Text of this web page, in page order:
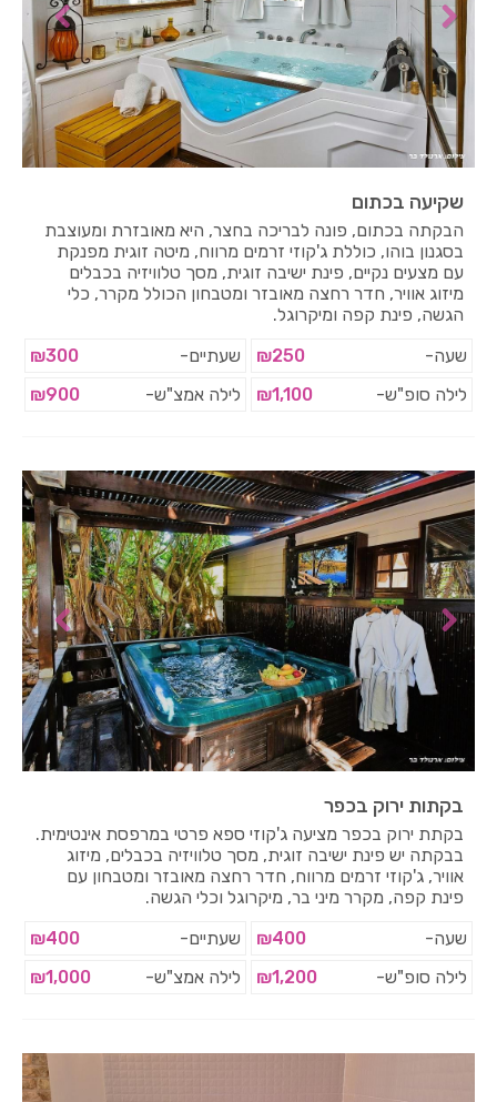
שקיעה בכתום
הבקתה בכתום, פונה לבריכה בחצר, היא מאובזרת ומעוצבת
בסגנון בוהו, כוללת ג'קוזי זרמים מרווח, מיטה זוגית מפנקת
עם מצעים נקיים, פינת ישיבה זוגית, מסך טלוויזיה בכבלים
מיזוג אוויר, חדר רחצה מאובזר ומטבחון הכולל מקרר, כלי
הגשה, פינת קפה ומיקרוגל.
שעה-
₪250 שעתיים-
₪300
לילה סופ"ש-
₪1,100 לילה אמצ"ש- ₪900
בקתות ירוק בכפר
בקתת ירוק בכפר מציעה ג'קוזי ספא פרטי במרפסת אינטימית.
בבקתה יש פינת ישיבה זוגית, מסך טלוויזיה בכבלים, מיזוג
אוויר, ג'קוזי זרמים מרווח, חדר רחצה מאובזר ומטבחון עם
פינת קפה, מקרר מיני בר, מיקרוגל וכלי הגשה.
שעה-
₪400 שעתיים-
₪400
לילה סופ"ש-
₪1,200 לילה אמצ"ש- ₪1,000